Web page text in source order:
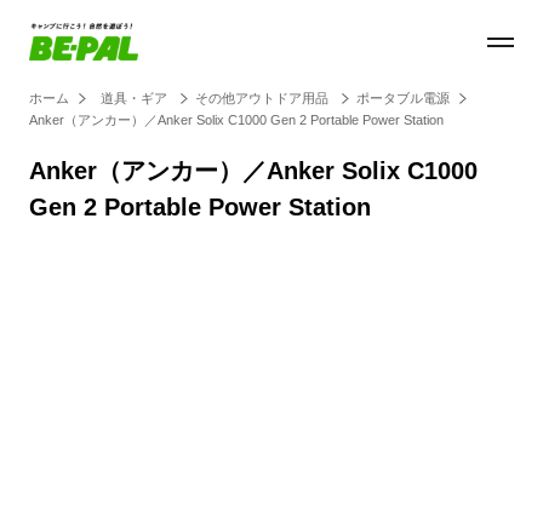
ホーム 道具・ギア その他アウトドア用品
ポータブル電源
Anker（アンカー）／Anker Solix C1000 Gen 2 Portable Power Station
Anker（アンカー）／Anker Solix C1000
Gen 2 Portable Power Station